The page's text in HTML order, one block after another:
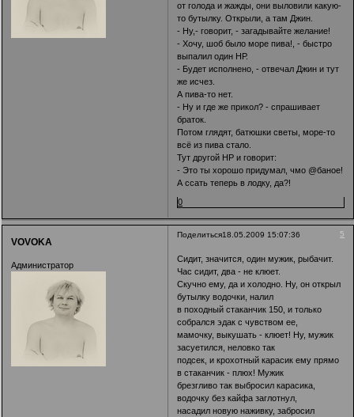
от голода и жажды, они выловили какую-
то бутылку. Открыли, а там Джин.
- Ну,- говорит, - загадывайте желание!
- Хочу, шоб было море пива!, - быстро
выпалил один НР.
- Будет исполнено, - отвечал Джин и тут
же исчез.
А пива-то нет.
- Ну и где же прикол? - спрашивает
браток.
Потом глядят, батюшки светы, море-то
всё из пива стало.
Тут другой НР и говорит:
- Это ты хорошо придумал, чмо @баное!
А ссать теперь в лодку, да?!
0
Поделиться 5
18.05.2009 15:07:36
VOVOKA
Администратор
Сидит, значится, один мужик, рыбачит.
Час сидит, два - не клюет.
Скучно ему, да и холодно. Ну, он открыл
бутылку водочки, налил
в походный стаканчик 150, и только
собрался эдак с чувством ее,
мамочку, выкушать - клюет! Ну, мужик
засуетился, неловко так
подсек, и крохотный карасик ему прямо
в стаканчик - плюх! Мужик
брезгливо так выбросил карасика,
водочку без кайфа заглотнул,
насадил новую наживку, забросил